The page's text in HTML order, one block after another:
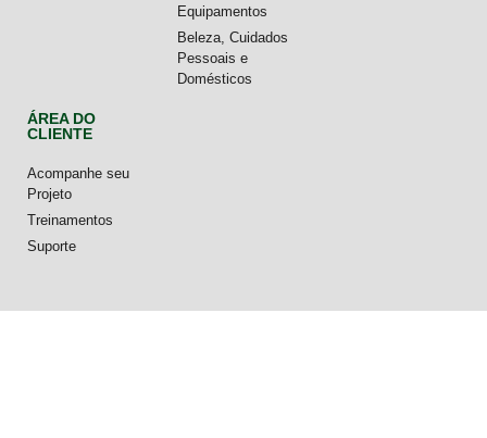
Equipamentos
Beleza, Cuidados
Pessoais e
Domésticos
ÁREA DO
CLIENTE
Acompanhe seu
Projeto
Treinamentos
Suporte